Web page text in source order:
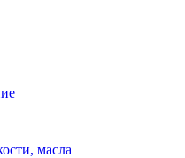
масла